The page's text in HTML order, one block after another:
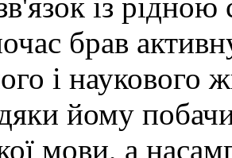
зв'язок із
брав
і наукового
йому
мови, а